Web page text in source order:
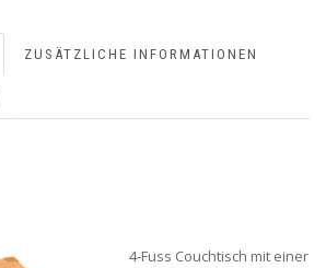
ZUSÄTZLICHE INFORMATIONEN
4-Fuss Couchtisch mit einer